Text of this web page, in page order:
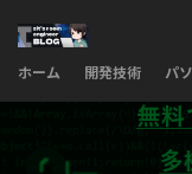
ホーム 開発技術 パ